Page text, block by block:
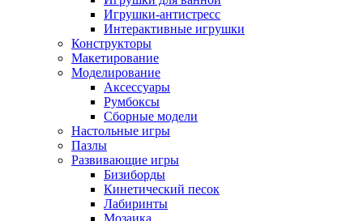
Игрушки-антистресс
Интерактивные игрушки
Конструкторы
Макетирование
Моделирование
Аксессуары
Румбоксы
Сборные модели
Настольные игры
Пазлы
Развивающие игры
Бизиборды
Кинетический песок
Лабиринты
Мозаика